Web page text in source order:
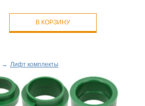
В КОРЗИНУ
→ Лифт комплекты